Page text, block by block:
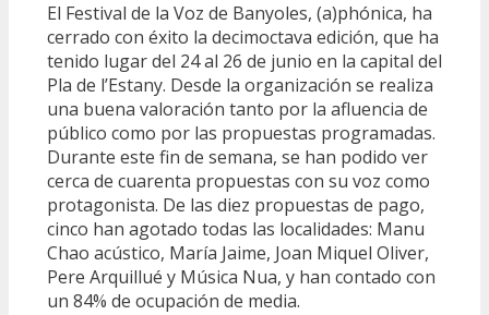
El Festival de la Voz de Banyoles, (a)phónica, ha
cerrado con éxito la decimoctava edición, que ha
tenido lugar del 24 al 26 de junio en la capital del
Pla de l’Estany. Desde la organización se realiza
una buena valoración tanto por la afluencia de
público como por las propuestas programadas.
Durante este fin de semana, se han podido ver
cerca de cuarenta propuestas con su voz como
protagonista. De las diez propuestas de pago,
cinco han agotado todas las localidades: Manu
Chao acústico, María Jaime, Joan Miquel Oliver,
Pere Arquillué y Música Nua, y han contado con
un 84% de ocupación de media.